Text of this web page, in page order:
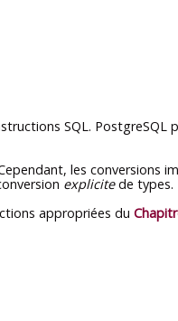
SQL. PostgreSQL
les conversions
explicitede types.
appropriées du